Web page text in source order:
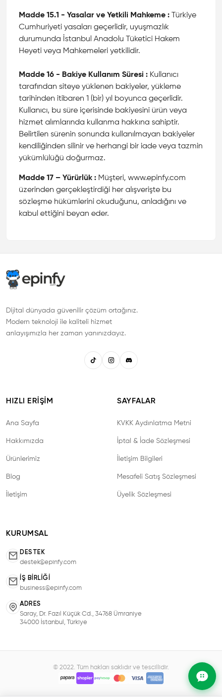
Madde 15.1 - Yasalar ve Yetkili Mahkeme : Türkiye
Cumhuriyeti yasaları geçerlidir, uyuşmazlık
durumunda İstanbul Anadolu Tüketici Hakem
Heyeti veya Mahkemeleri yetkilidir.
Madde 16 - Bakiye Kullanım Süresi : Kullanıcı
tarafından siteye yüklenen bakiyeler, yükleme
tarihinden itibaren 1 (bir) yıl boyunca geçerlidir.
Kullanıcı, bu süre içerisinde bakiyesini ürün veya
hizmet alımlarında kullanma hakkına sahiptir.
Belirtilen sürenin sonunda kullanılmayan bakiyeler
kendiliğinden silinir ve herhangi bir iade veya tazmin
yükümlülüğü doğurmaz.
Madde 17 – Yürürlük : Müşteri, www.epinfy.com
üzerinden gerçekleştirdiği her alışverişte bu
sözleşme hükümlerini okuduğunu, anladığını ve
kabul ettiğini beyan eder.
Dijital dünyada güvenilir çözüm ortağınız.
Modern teknoloji ile kaliteli hizmet
anlayışımızla her zaman yanınızdayız.
HIZLI ERIŞIM
Ana Sayfa
Hakkımızda
Ürünlerimiz
Blog
İletişim
SAYFALAR
KVKK Aydınlatma Metni
İptal & İade Sözleşmesi
İletişim Bilgileri
Mesafeli Satış Sözleşmesi
Üyelik Sözleşmesi
KURUMSAL
DESTEK
destek@epinfy.com
İŞ BIRLIĞI
business@epinfy.com
ADRES
Saray, Dr. Fazıl Küçük Cd., 34768 Ümraniye
34000 İstanbul, Türkiye
© 2022. Tüm hakları saklıdır ve tescillidir.